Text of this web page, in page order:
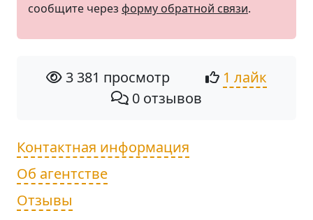
сообщите через форму обратной связи.
3 381 просмотр
1 лайк
0 отзывов
Контактная информация
Об агентстве
Отзывы